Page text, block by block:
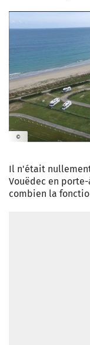
©
Il n'était
Vouëdec en
combien la